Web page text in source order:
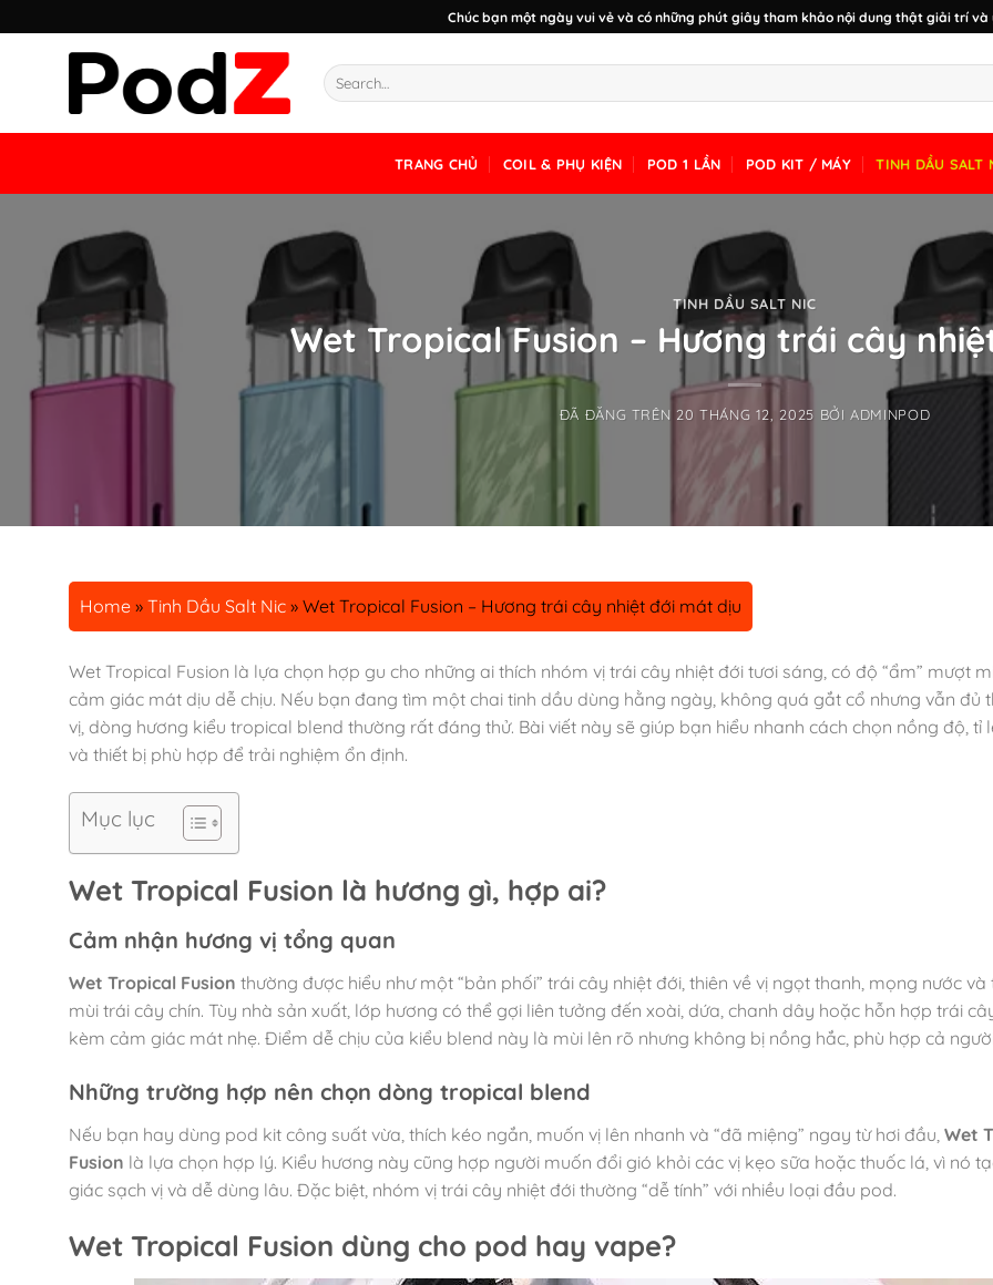
đến
Chúc bạn một ngày vui vẻ và có những phút giây tham khảo nội dung thật giải trí và
TRANG CHỦ COIL & PHỤ KIỆN POD 1 LẦN POD KIT / MÁY TINH DẦU SALT
TINH DẦU SALT NIC
Wet Tropical Fusion – Hương trái cây
ĐÃ ĐĂNG TRÊN 20 THÁNG 12, 2025 BỞI ADMINPOD
Home » Tinh Dầu Salt Nic » Wet Tropical Fusion – Hương trái cây nhiệt đới mát dịu
Wet Tropical Fusion là lựa chọn hợp gu cho những ai thích nhóm vị trái cây nhiệt đới tươi sáng, có độ “ẩm” mượt
cảm giác mát dịu dễ chịu. Nếu bạn đang tìm một chai tinh dầu dùng hằng ngày, không quá gắt cổ nhưng vẫn đủ
vị, dòng hương kiểu tropical blend thường rất đáng thử. Bài viết này sẽ giúp bạn hiểu nhanh cách chọn nồng độ, tỉ
và thiết bị phù hợp để trải nghiệm ổn định.
Mục lục
Wet Tropical Fusion là hương gì, hợp ai?
Cảm nhận hương vị tổng quan
Wet Tropical Fusion thường được hiểu như một “bản phối” trái cây nhiệt đới, thiên về vị ngọt thanh, mọng nước và
mùi trái cây chín. Tùy nhà sản xuất, lớp hương có thể gợi liên tưởng đến xoài, dứa, chanh dây hoặc hỗn hợp trái
kèm cảm giác mát nhẹ. Điểm dễ chịu của kiểu blend này là mùi lên rõ nhưng không bị nồng hắc, phù hợp cả
Những trường hợp nên chọn dòng tropical blend
Nếu bạn hay dùng pod kit công suất vừa, thích kéo ngắn, muốn vị lên nhanh và “đã miệng” ngay từ hơi đầu, Wet
Fusion là lựa chọn hợp lý. Kiểu hương này cũng hợp người muốn đổi gió khỏi các vị kẹo sữa hoặc thuốc lá, vì nó
giác sạch vị và dễ dùng lâu. Đặc biệt, nhóm vị trái cây nhiệt đới thường “dễ tính” với nhiều loại đầu pod.
Wet Tropical Fusion dùng cho pod hay vape?